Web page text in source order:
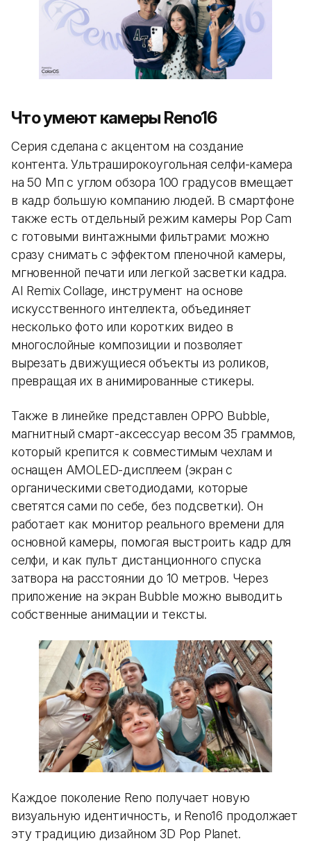
Что умеют камеры Reno16
Серия сделана с акцентом на создание
контента. Ультраширокоугольная селфи-камера
на 50 Мп с углом обзора 100 градусов вмещает
в кадр большую компанию людей. В смартфоне
также есть отдельный режим камеры Pop Cam
с готовыми винтажными фильтрами: можно
сразу снимать с эффектом пленочной камеры,
мгновенной печати или легкой засветки кадра.
AI Remix Collage, инструмент на основе
искусственного интеллекта, объединяет
несколько фото или коротких видео в
многослойные композиции и позволяет
вырезать движущиеся объекты из роликов,
превращая их в анимированные стикеры.
Также в линейке представлен OPPO Bubble,
магнитный смарт-аксессуар весом 35 граммов,
который крепится к совместимым чехлам и
оснащен AMOLED-дисплеем (экран с
органическими светодиодами, которые
светятся сами по себе, без подсветки). Он
работает как монитор реального времени для
основной камеры, помогая выстроить кадр для
селфи, и как пульт дистанционного спуска
затвора на расстоянии до 10 метров. Через
приложение на экран Bubble можно выводить
собственные анимации и тексты.
Каждое поколение Reno получает новую
визуальную идентичность, и Reno16 продолжает
эту традицию дизайном 3D Pop Planet.